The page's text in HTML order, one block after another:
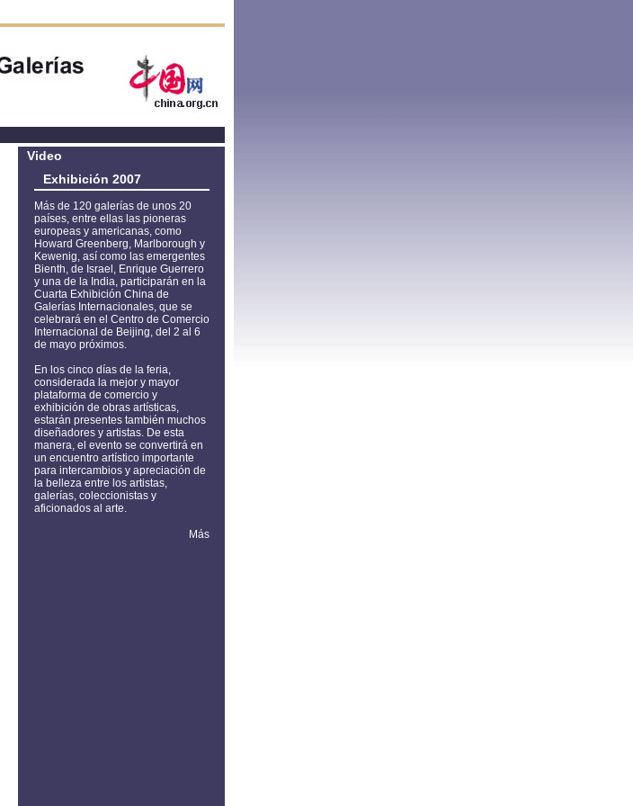
Video
Exhibición 2007
Más de 120 galerías de unos 20
países, entre ellas las pioneras
europeas y americanas, como
Howard Greenberg, Marlborough y
Kewenig, así como las emergentes
Bienth, de Israel, Enrique Guerrero
y una de la India, participarán en la
Cuarta Exhibición China de
Galerías Internacionales, que se
celebrará en el Centro de Comercio
Internacional de Beijing, del 2 al 6
de mayo próximos.
En los cinco días de la feria,
considerada la mejor y mayor
plataforma de comercio y
exhibición de obras artísticas,
estarán presentes también muchos
diseñadores y artistas. De esta
manera, el evento se convertirá en
un encuentro artístico importante
para intercambios y apreciación de
la belleza entre los artistas,
galerías, coleccionistas y
aficionados al arte.
Más